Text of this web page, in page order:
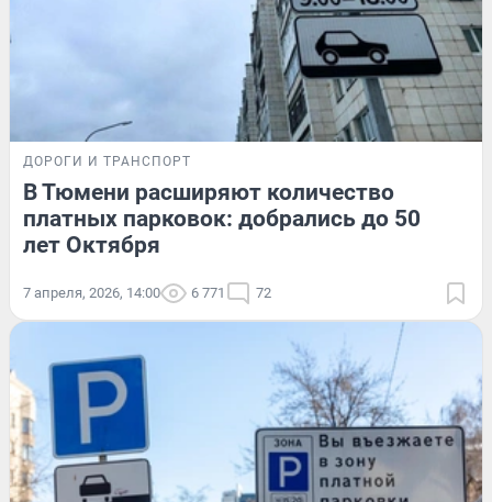
ДОРОГИ И ТРАНСПОРТ
В Тюмени расширяют количество
платных парковок: добрались до 50
лет Октября
7 апреля, 2026, 14:00 6 771 72